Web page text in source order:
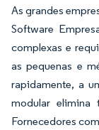
As grandes
Software
complexas e
as pequenas e
rapidamente, a
modular elimina
Fornecedores